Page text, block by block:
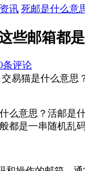
讯 死邮是什么意
些邮箱都
条评论
易猫是什么意思
么意思？活邮是
都是一串随机乱